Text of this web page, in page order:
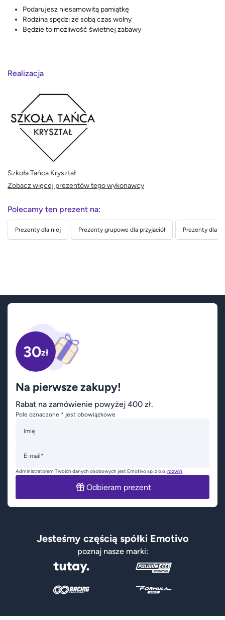
Podarujesz niesamowitą pamiątkę
Rodzina spędzi ze sobą czas wolny
Będzie to możliwość świetnej zabawy
Realizacja
Szkoła Tańca Kryształ
Zobacz więcej prezentów tego wykonawcy
Polecamy ten prezent na:
Prezenty dla niej Prezenty grupowe dla przyjaciół Prezenty dla
30zł
Na pierwsze zakupy!
Rabat na zamówienie powyżej 400 zł.
Pole oznaczone * jest obowiązkowe
Imię
E-mail*
Administratorem Twoich danych osobowych jest Emotivo sp. z o.o.rozwiń
Odbieram prezent
Jesteśmy częścią spółki Emotivo
poznaj nasze marki: